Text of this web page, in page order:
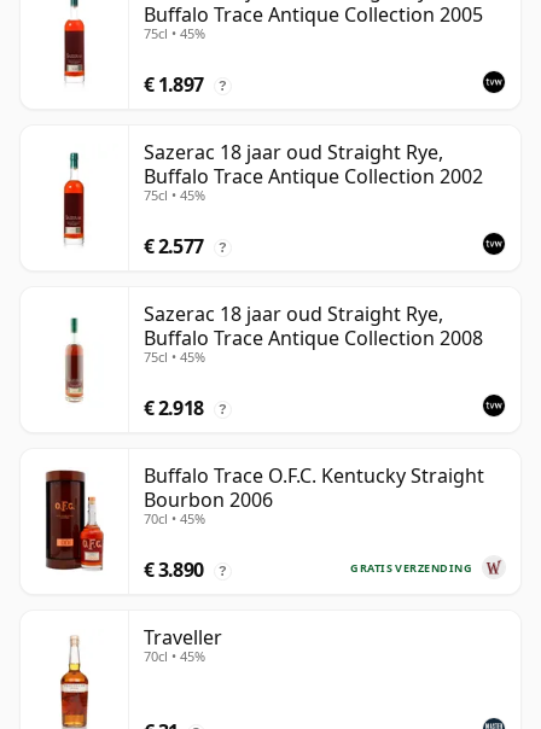
Buffalo Trace Antique Collection 2005
75cl • 45%
€ 1.897 ?
Sazerac 18 jaar oud Straight Rye,
Buffalo Trace Antique Collection 2002
75cl • 45%
€ 2.577 ?
Sazerac 18 jaar oud Straight Rye,
Buffalo Trace Antique Collection 2008
75cl • 45%
€ 2.918 ?
Buffalo Trace O.F.C. Kentucky Straight
Bourbon 2006
70cl • 45%
GRATIS VERZENDING
€ 3.890 ?
Traveller
70cl • 45%